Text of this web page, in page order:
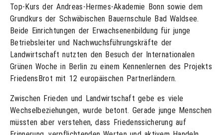
Top-Kurs der Andreas-Hermes-Akademie Bonn sowie dem
Grundkurs der Schwäbischen Bauernschule Bad Waldsee.
Beide Einrichtungen der Erwachsenenbildung für junge
Betriebsleiter und Nachwuchsführungskräfte der
Landwirtschaft nutzten den Besuch der Internationalen
Grünen Woche in Berlin zu einem Kennenlernen des Projekts
FriedensBrot mit 12 europäischen Partnerländern.
Zwischen Frieden und Landwirtschaft gebe es viele
Wechselbeziehungen, wurde betont. Gerade junge Menschen
müssten aber verstehen, dass Friedenssicherung auf